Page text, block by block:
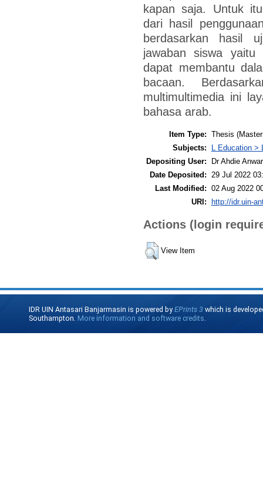
kapan saja. Untuk
dari hasil
berdasarkan hasil
jawaban siswa
dapat membantu
bacaan.
multimultimedia ini
bahasa arab.
Item Type: Thesis
Subjects:
L Education >
Depositing User:
Dr Ahdie
Date Deposited:
29 Jul 2022
Last Modified: 02 Aug 2022
URI: http://idr.uin-
Actions (login
View Item
IDR UIN Antasari Banjarmasin is powered byEPrints 3 which is
Southampton. More information and software credits.